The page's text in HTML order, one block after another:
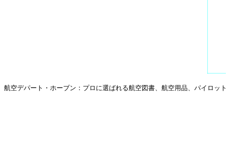
航空デパート・ホーブン：プロに選ばれる航空図書、航空用品、パイロッ